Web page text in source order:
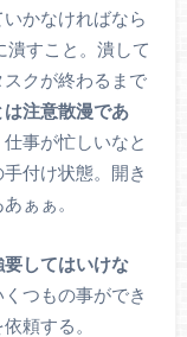
かなければなら
すこと。潰して
クが終わるまで
注意散漫であ
事が忙しいなと
付け状態。開き
ぁぁ。
してはいけな
つもの事ができ
頼する。